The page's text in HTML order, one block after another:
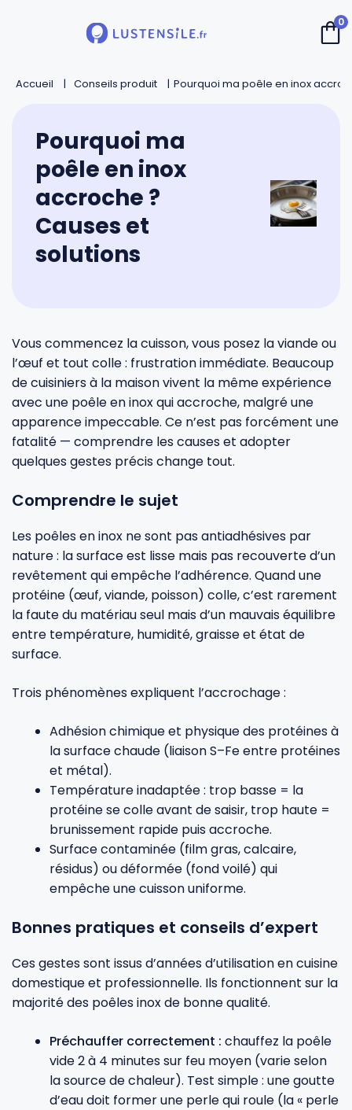
Retour
Cuillères
Spatules
Fouets
Fourches et fourchettes
Écumoires
Baguettes
Presse-agrumes
Pinceaux
Râteaux
Rouleaux
Gourdes
Glaçons
Tires-bouchons
Retour
Couteaux de chef
Couteaux d’office
Couteaux Santoku
Couteaux à fromage
Couteaux à huîtres
Couteaux à pain
Couteaux filet de sole
Couteaux tranchelard
Éplucheurs et zesteurs
Évideurs
Couteaux de poche
Couteaux tartineurs
Aiguiseurs
Planches à découper
Retour
Casseroles
Faitouts et cocottes
Poêles
Plats et plaques
Moules
Cercles à tarte
Couvercles
Manches et poignées
Retour
André Verdier
Mirontaine
Roger Orfèvre
Nogent
Opinel
De Buyer
Tefal
SIF Unis
Pyrex
0
Accueil Conseils produit Pourquoi ma poêle en inox
Pourquoi ma
poêle en inox
accroche ?
Causes et
solutions
Vous commencez la cuisson, vous posez la viande ou
l’œuf et tout colle : frustration immédiate. Beaucoup
de cuisiniers à la maison vivent la même expérience
avec une poêle en inox qui accroche, malgré une
apparence impeccable. Ce n’est pas forcément une
fatalité — comprendre les causes et adopter
quelques gestes précis change tout.
Comprendre le sujet
Les poêles en inox ne sont pas antiadhésives par
nature : la surface est lisse mais pas recouverte d’un
revêtement qui empêche l’adhérence. Quand une
protéine (œuf, viande, poisson) colle, c’est rarement
la faute du matériau seul mais d’un mauvais équilibre
entre température, humidité, graisse et état de
surface.
Trois phénomènes expliquent l’accrochage :
Adhésion chimique et physique des protéines à
la surface chaude (liaison S–Fe entre protéines
et métal).
Température inadaptée : trop basse = la
protéine se colle avant de saisir, trop haute =
brunissement rapide puis accroche.
Surface contaminée (film gras, calcaire,
résidus) ou déformée (fond voilé) qui
empêche une cuisson uniforme.
Bonnes pratiques et conseils d’expert
Ces gestes sont issus d’années d’utilisation en cuisine
domestique et professionnelle. Ils fonctionnent sur la
majorité des poêles inox de bonne qualité.
Préchauffer correctement : chauffez la poêle
vide 2 à 4 minutes sur feu moyen (varie selon
la source de chaleur). Test simple : une goutte
d’eau doit former une perle qui roule (la « perle